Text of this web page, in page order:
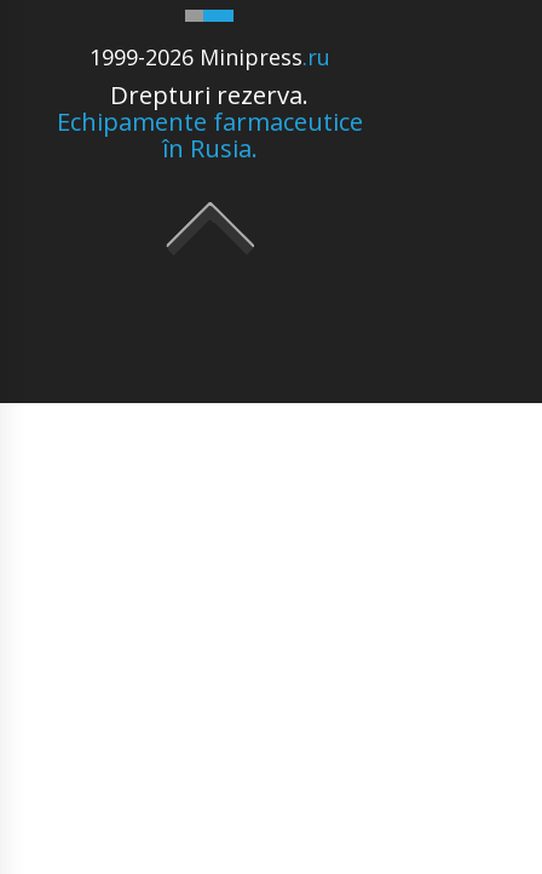
1999-2026 Minipress.ru
Drepturi rezerva.
Echipamente farmaceutice
în Rusia.